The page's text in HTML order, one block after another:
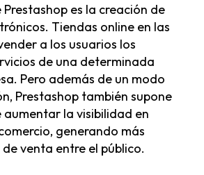
es la creación de
Tiendas online en las
a los usuarios los
de una determinada
Pero además de un modo
Prestashop también supone
aumentar la visibilidad en
generando más
venta entre el público.